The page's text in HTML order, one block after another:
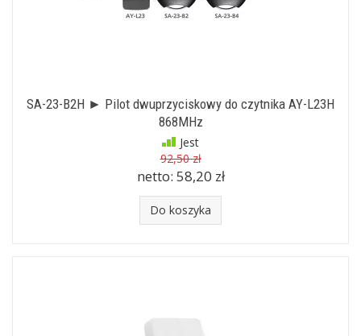
SA-23-B2H ► Pilot dwuprzyciskowy do czytnika AY-L23H
868MHz
Jest
92,50 zł
netto: 58,20 zł
Do koszyka